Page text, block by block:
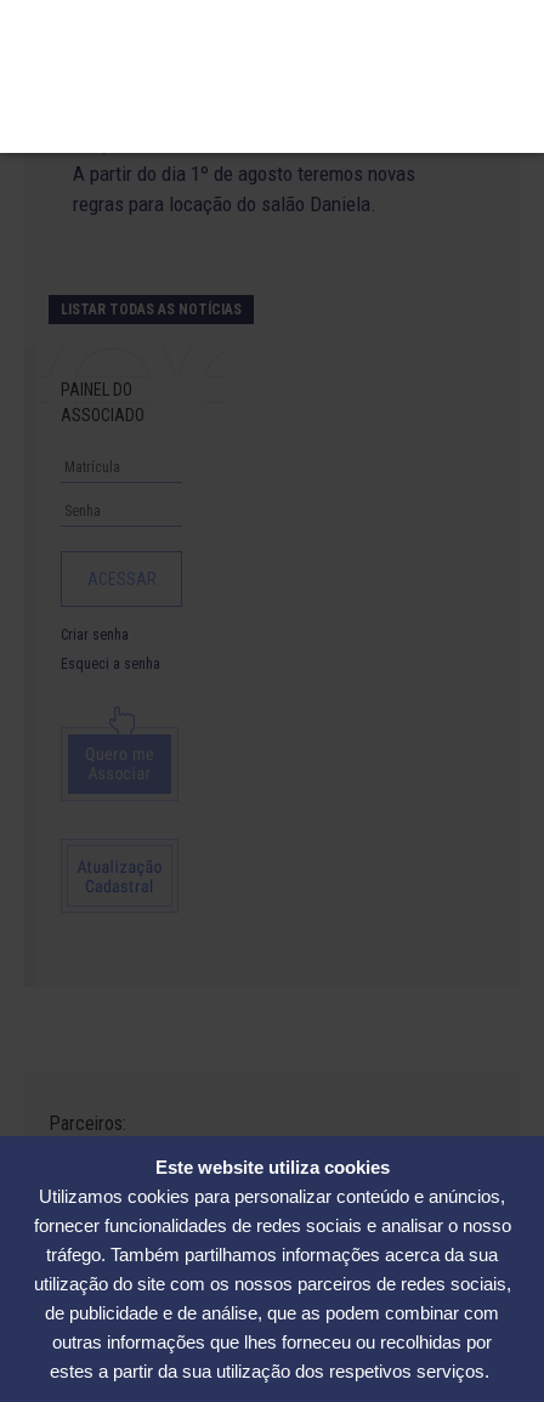
Este website utiliza cookies
Utilizamos cookies para personalizar conteúdo e anúncios,
fornecer funcionalidades de redes sociais e analisar o nosso
tráfego. Também partilhamos informações acerca da sua
utilização do site com os nossos parceiros de redes sociais,
de publicidade e de análise, que as podem combinar com
outras informações que lhes forneceu ou recolhidas por
estes a partir da sua utilização dos respetivos serviços.
A partir do dia 1º de agosto teremos novas
regras para locação do salão Daniela.
LISTAR TODAS AS NOTÍCIAS
PAINEL DO
ASSOCIADO
Criar senha
Esqueci a senha
Parceiros:
Avenida César Seara, 560 - Florianópolis | Telefones: (48) 3234-2986
- (48) 3234-2089 - (48) 3233-5370. | E-mail:elase@elase.com.br
Sede de Praia: Rua Elke Hering, 70, Barra da Lagoa - Florianópolis |
Telefone 48 3365-5789 | E-mail:sedepraia@elase.com.br